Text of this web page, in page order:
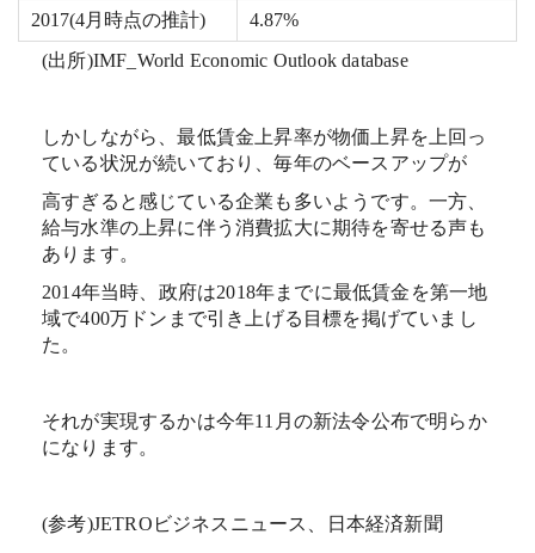
2017(4月時点の推計)
4.87%
(出所)IMF_World Economic Outlook database
しかしながら、最低賃金上昇率が物価上昇を上回っ
ている状況が続いており、毎年のベースアップが
高すぎると感じている企業も多いようです。一方、
給与水準の上昇に伴う消費拡大に期待を寄せる声も
あります。
2014年当時、政府は2018年までに最低賃金を第一地
域で400万ドンまで引き上げる目標を掲げていまし
た。
それが実現するかは今年11月の新法令公布で明らか
になります。
(参考)JETROビジネスニュース、日本経済新聞